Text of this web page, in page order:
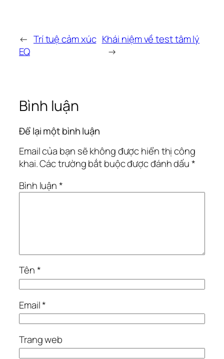
← Trí tuệ cảm xúc
EQ
Khái niệm về test tâm lý
→
Bình luận
Để lại một bình luận
Email của bạn sẽ không được hiển thị công
khai.Các trường bắt buộc được đánh dấu*
Bình luận*
Tên*
Email*
Trang web